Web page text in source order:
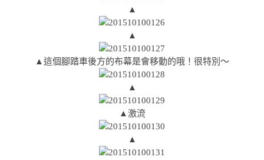
▲
▲
▲這個腳踏車後方的布幕是會移動的哦！很特別～
▲
▲激流
▲